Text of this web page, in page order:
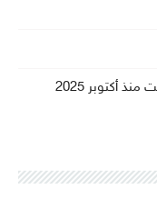
مسؤولة بالستاغ: التحضيرات للصيف انطلقت منذ أكتوبر 2025